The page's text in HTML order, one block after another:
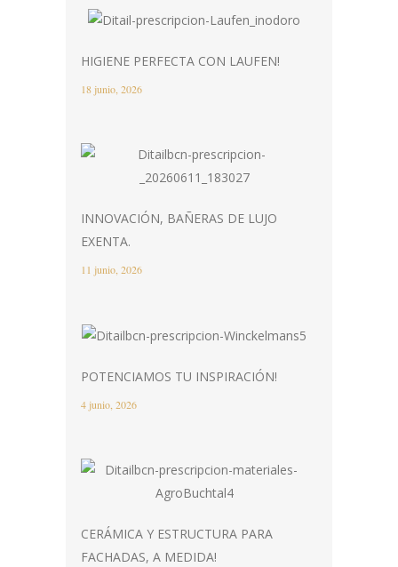
HIGIENE PERFECTA CON LAUFEN!
18 junio, 2026
INNOVACIÓN, BAÑERAS DE LUJO
EXENTA.
11 junio, 2026
POTENCIAMOS TU INSPIRACIÓN!
4 junio, 2026
CERÁMICA Y ESTRUCTURA PARA
FACHADAS, A MEDIDA!